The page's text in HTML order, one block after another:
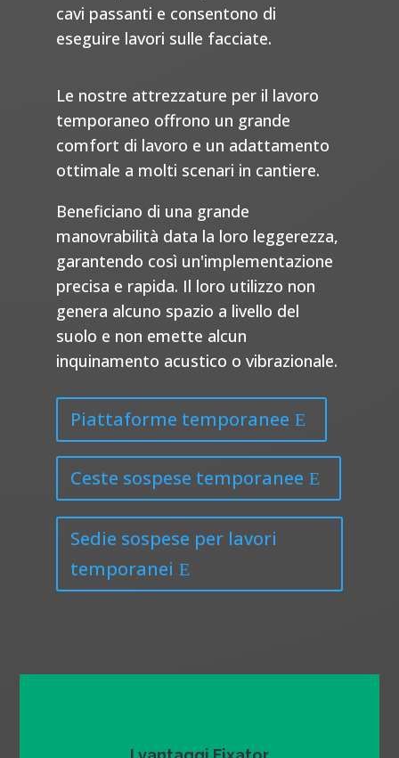
cavi passanti e consentono di
eseguire lavori sulle facciate.
Le nostre attrezzature per il lavoro
temporaneo offrono un grande
comfort di lavoro e un adattamento
ottimale a molti scenari in cantiere.
Beneficiano di una grande
manovrabilità data la loro leggerezza,
garantendo così un'implementazione
precisa e rapida. Il loro utilizzo non
genera alcuno spazio a livello del
suolo e non emette alcun
inquinamento acustico o vibrazionale.
Piattaforme temporanee
Ceste sospese temporanee
Sedie sospese per lavori
temporanei